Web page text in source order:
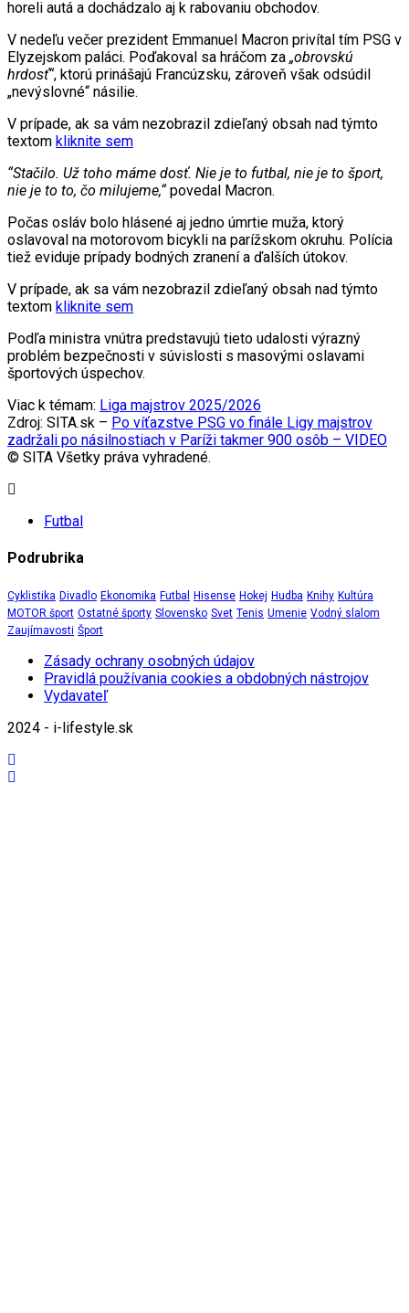
horeli autá a dochádzalo aj k rabovaniu obchodov.
V nedeľu večer prezident Emmanuel Macron privítal tím PSG v
Elyzejskom paláci. Poďakoval sa hráčom za „obrovskú
hrdosť“, ktorú prinášajú Francúzsku, zároveň však odsúdil
„nevýslovné“ násilie.
V prípade, ak sa vám nezobrazil zdieľaný obsah nad týmto
textom kliknite sem
“Stačilo. Už toho máme dosť. Nie je to futbal, nie je to šport,
nie je to to, čo milujeme,“povedal Macron.
Počas osláv bolo hlásené aj jedno úmrtie muža, ktorý
oslavoval na motorovom bicykli na parížskom okruhu. Polícia
tiež eviduje prípady bodných zranení a ďalších útokov.
V prípade, ak sa vám nezobrazil zdieľaný obsah nad týmto
textom kliknite sem
Podľa ministra vnútra predstavujú tieto udalosti výrazný
problém bezpečnosti v súvislosti s masovými oslavami
športových úspechov.
Viac k témam: Liga majstrov 2025/2026
Zdroj: SITA.sk – Po víťazstve PSG vo finále Ligy majstrov
zadržali po násilnostiach v Paríži takmer 900 osôb – VIDEO
© SITA Všetky práva vyhradené.
Futbal
Podrubrika
Cyklistika Divadlo Ekonomika Futbal Hisense Hokej Hudba Knihy Kultúra
MOTOR šport Ostatné športy Slovensko Svet Tenis Umenie Vodný slalom
Zaujímavosti Šport
Zásady ochrany osobných údajov
Pravidlá používania cookies a obdobných nástrojov
Vydavateľ
2024 - i-lifestyle.sk